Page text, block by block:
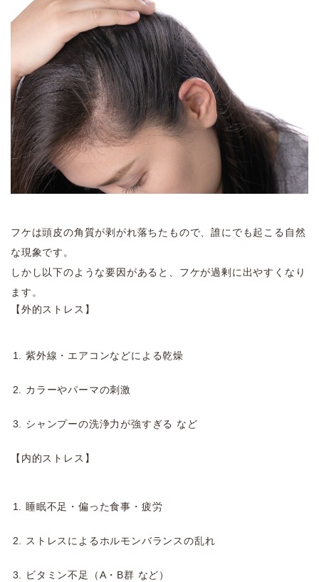
フケは頭皮の角質が剥がれ落ちたもので、誰にでも起こる自然
な現象です。
しかし以下のような要因があると、フケが過剰に出やすくなり
ます。
【外的ストレス】
紫外線・エアコンなどによる乾燥
カラーやパーマの刺激
シャンプーの洗浄力が強すぎる など
【内的ストレス】
睡眠不足・偏った食事・疲労
ストレスによるホルモンバランスの乱れ
ビタミン不足（A・B群 など）